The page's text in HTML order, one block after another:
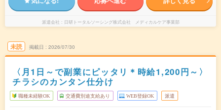
派遣会社 日研トータルソーシング株式会社 メディカルケア事業部
未読 掲載日 2026/07/30
〈月1日～で副業にピッタリ＊時給1,200円～〉
チラシのカンタン仕分け
職種未経験OK 交通費別途支給あり WEB登録OK 派遣